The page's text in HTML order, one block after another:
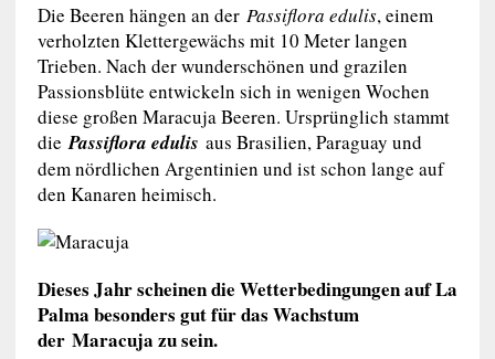
Die Beeren hängen an der Passiflora edulis, einem
verholzten Klettergewächs mit 10 Meter langen
Trieben. Nach der wunderschönen und grazilen
Passionsblüte entwickeln sich in wenigen Wochen
diese großen Maracuja Beeren. Ursprünglich stammt
diePassiflora edulis aus Brasilien, Paraguay und
dem nördlichen Argentinien und ist schon lange auf
den Kanaren heimisch.
Dieses Jahr scheinen die Wetterbedingungen auf La
Palma besonders gut für das Wachstum
der Maracuja zu sein.